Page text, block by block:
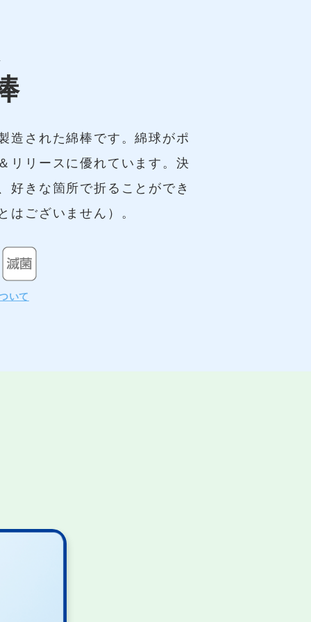
造された綿棒です。綿球がポ
リリースに優れています。決
好きな箇所で折ることができ
ございません）。
いて